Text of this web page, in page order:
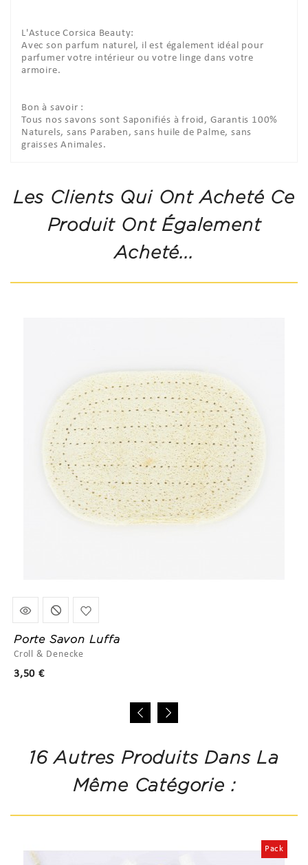
L'Astuce Corsica Beauty:
Avec son parfum naturel, il est également idéal pour
parfumer votre intérieur ou votre linge dans votre
armoire.
Bon à savoir :
Tous nos savons sont Saponifiés à froid, Garantis 100%
Naturels, sans Paraben, sans huile de Palme, sans
graisses Animales.
Les Clients Qui Ont Acheté Ce
Produit Ont Également
Acheté...
Porte Savon Luffa
Croll & Denecke
3,50 €
16 Autres Produits Dans La
Même Catégorie :
Pack